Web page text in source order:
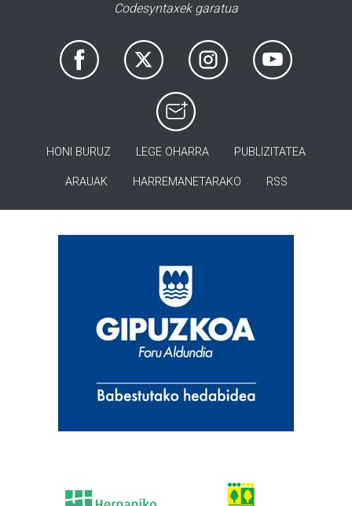
Codesyntaxek garatua
HONI BURUZ LEGE OHARRA PUBLIZITATEA
ARAUAK HARREMANETARAKO RSS